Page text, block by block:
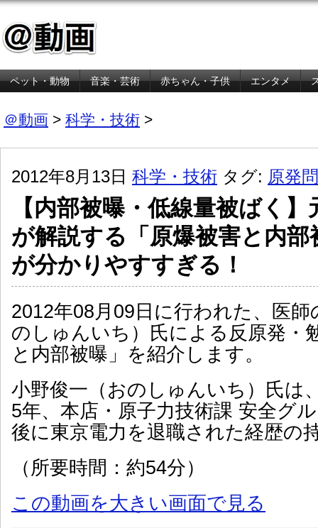
ペット・動物 音楽・芸術 赤ちゃん・子供 エンタメ
＠動画 > 科学・技術 >
2012年8月13日 科学・技術 タグ: 原発
【内部被曝・低線量被ばく
が解説する「原爆被害と内部
が分かりやすすぎる！
2012年08月09日に行われた、医師
のしゅんいち）氏による反原発・
と内部被曝」を紹介します。
小野俊一（おのしゅんいち）氏は
5年、本店・原子力技術課 安全グ
後に東京電力を退職された経歴の
（所要時間：約54分）
この動画を大きい画面で見る